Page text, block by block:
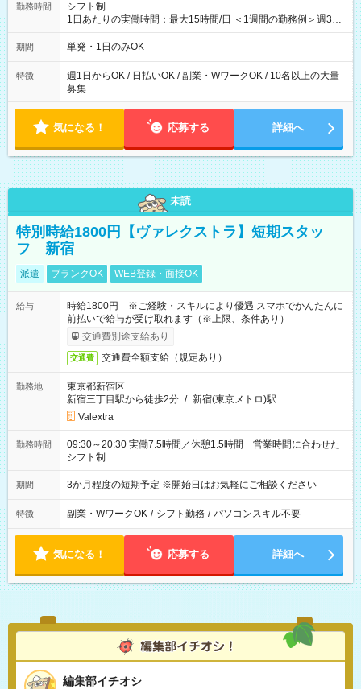
勤務時間
シフト制
1日あたりの実働時間：最大15時間/日 ＜1週間の勤務例＞週3回
勤務 勤務：月・水・金 休み：火・木・土・日 好きな時にお仕事
可能です！ ※1日あたりの最大実働時間は日勤、夜勤共に勤務し
期間 単発・1日のみOK
特徴
週1日からOK / 日払いOK / 副業・WワークOK / 10名以上の大量
募集
気になる！ 応募する 詳細へ
未読
特別時給1800円【ヴァレクストラ】短期スタッ
フ 新宿
派遣 ブランクOK WEB登録・面接OK
給与
時給1800円 ※ご経験・スキルにより優遇 スマホでかんたんに
前払いで給与が受け取れます（※上限、条件あり）
交通費別途支給あり
交通費 交通費全額支給（規定あり）
勤務地
東京都新宿区
新宿三丁目駅から徒歩2分 / 新宿(東京メトロ)駅
Valextra
勤務時間
09:30～20:30 実働7.5時間／休憩1.5時間 営業時間に合わせた
シフト制
期間 3か月程度の短期予定 ※開始日はお気軽にご相談ください
特徴 副業・WワークOK / シフト勤務 / パソコンスキル不要
気になる！ 応募する 詳細へ
編集部イチオシ